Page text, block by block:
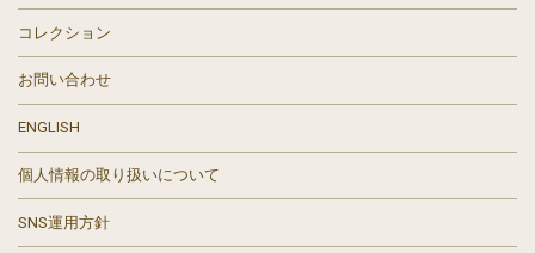
コレクション
お問い合わせ
ENGLISH
個人情報の取り扱いについて
SNS運用方針